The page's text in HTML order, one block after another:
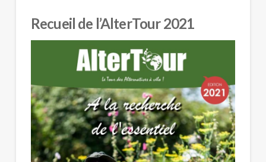
Recueil de l’AlterTour 2021